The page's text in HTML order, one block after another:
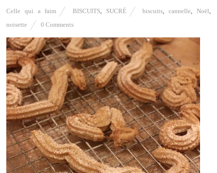
Celle qui a faim BISCUITS, SUCRÉ biscuits, cannelle, Noël,
noisette
0 Comments